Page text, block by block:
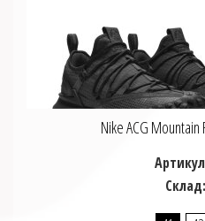
Nike ACG Mountain
Склад: